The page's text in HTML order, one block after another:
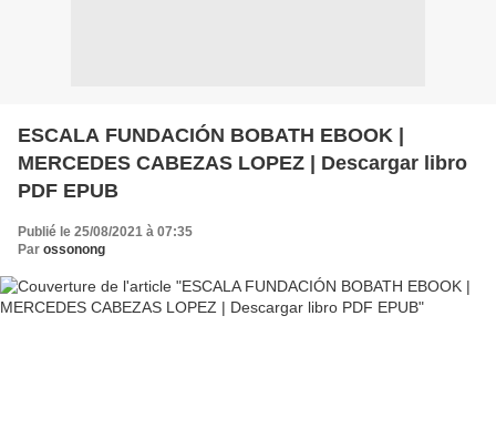
ESCALA FUNDACIÓN BOBATH EBOOK |
MERCEDES CABEZAS LOPEZ | Descargar libro
PDF EPUB
Publié le 25/08/2021 à 07:35
Par ossonong